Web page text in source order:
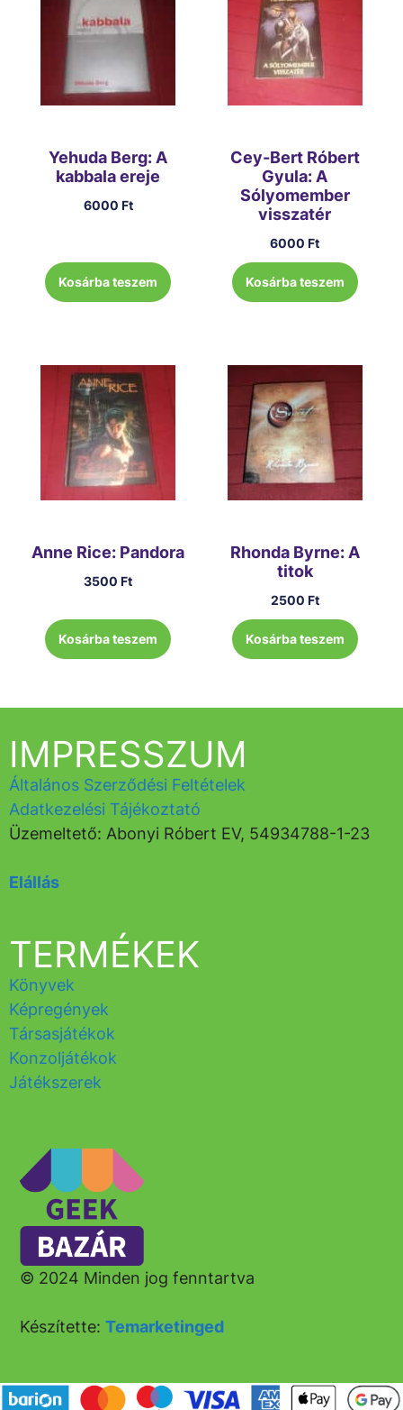
Yehuda Berg: A
kabbala ereje
6000 Ft
Kosárba teszem
Cey-Bert Róbert
Gyula: A
Sólyomember
visszatér
6000Ft
Kosárba teszem
Anne Rice: Pandora
3500Ft
Kosárba teszem
Rhonda Byrne: A
titok
2500 Ft
Kosárba teszem
© 2024 Minden jog fenntartva
Készítette:Temarketinged
TERMÉKEK
Könyvek
Képregények
Társasjátékok
Konzoljátékok
Játékszerek
IMPRESSZUM
Általános Szerződési Feltételek
Adatkezelési Tájékoztató
Üzemeltető: Abonyi Róbert EV, 54934788-1-23
Elállás